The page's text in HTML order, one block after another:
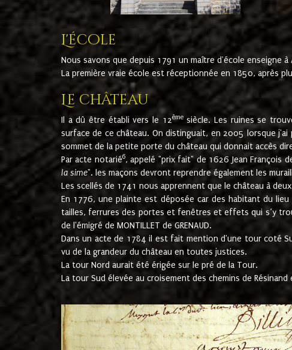
L'école
Nous savons que depuis 1791 un maître d'école enseigne à
La première vraie école est réceptionnée en 1850, après
Le château
Il a dû être établi vers le 12èmesiècle. Les ruines se
surface de ce château. On distinguait, en 2005 lorsque
sommet de la petite porte du château qui donnait accès
Par acte notarié6, appelé "prix fait" de 1626 Jean François
la sime". les maçons devront reprendre également les
Les scellés de 1741 nous apprennent que le château à
En 1776, une plainte est déposée car des habitant du
tailles, ferrures des portes et fenêtres et effets qui s’y
de l'émigré de MONTILLET de GRENAUD.
Dans un acte de 1784 il est fait mention d'une tour coté
vu de la grandeur du château en toutes justices.
La tour Nord aurait été érigée sur le pré de la Tour.
La tour Sud élevée au croisement des chemins de Résinand